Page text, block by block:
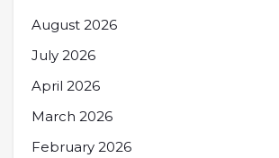
August 2026
July 2026
April 2026
March 2026
February 2026